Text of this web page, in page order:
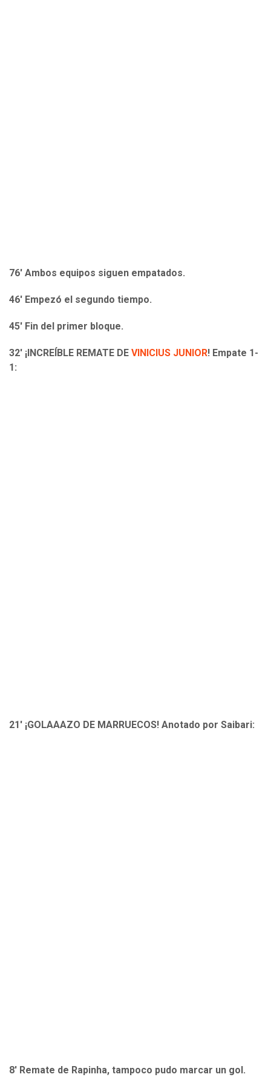
76' Ambos equipos siguen empatados.
46' Empezó el segundo tiempo.
45' Fin del primer bloque.
32' ¡INCREÍBLE REMATE DE VINICIUS JUNIOR! Empate 1-
1:
21' ¡GOLAAAZO DE MARRUECOS! Anotado por Saibari:
8' Remate de Rapinha, tampoco pudo marcar un gol.